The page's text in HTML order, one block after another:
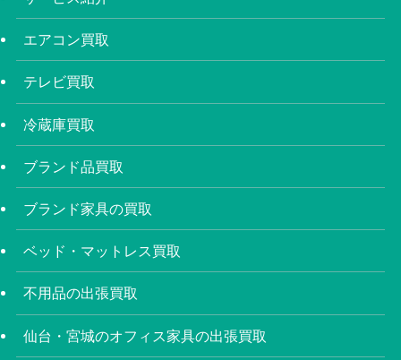
エアコン買取
テレビ買取
冷蔵庫買取
ブランド品買取
ブランド家具の買取
ベッド・マットレス買取
不用品の出張買取
仙台・宮城のオフィス家具の出張買取